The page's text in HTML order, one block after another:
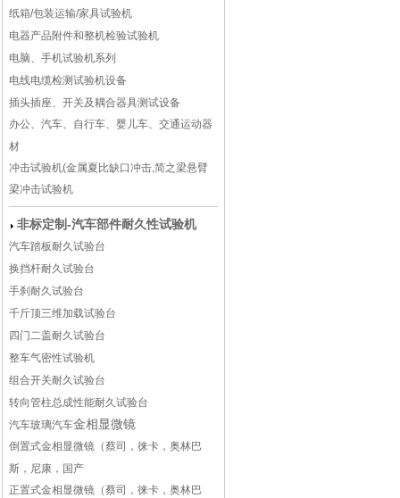
纸箱/包装运输/家具试验机
电器产品附件和整机检验试验机
电脑、手机试验机系列
电线电缆检测试验机设备
插头插座、开关及耦合器具测试设备
办公、汽车、自行车、婴儿车、交通运动器
材
冲击试验机(金属夏比缺口冲击,简之梁悬臂
梁冲击试验机
非标定制-汽车部件耐久性试验机
汽车踏板耐久试验台
换挡杆耐久试验台
手刹耐久试验台
千斤顶三维加载试验台
四门二盖耐久试验台
整车气密性试验机
组合开关耐久试验台
转向管柱总成性能耐久试验台
汽车玻璃汽车金相显微镜
倒置式金相显微镜（蔡司，徕卡，奥林巴
斯，尼康，国产
正置式金相显微镜（蔡司，徕卡，奥林巴